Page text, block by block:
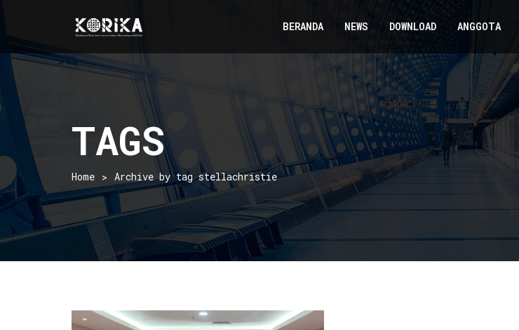
BERANDA NEWS DOWNLOAD ANGGOTA
TAGS
Home Archive by tag stellachristie